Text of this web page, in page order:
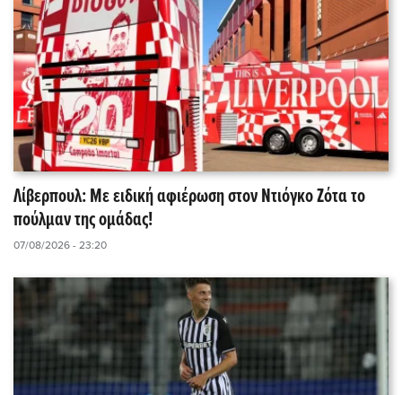
Λίβερπουλ: Με ειδική αφιέρωση στον Ντιόγκο Ζότα το
πούλμαν της ομάδας!
07/08/2026 - 23:20